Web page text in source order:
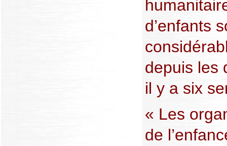
d’enfants
depuis les
il y a six
« Les
de